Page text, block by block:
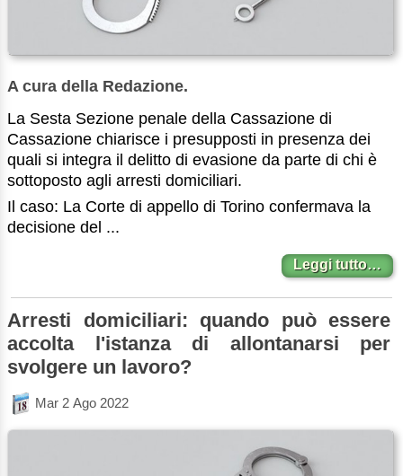
A cura della Redazione.
La Sesta Sezione penale della Cassazione di
Cassazione chiarisce i presupposti in presenza dei
quali si integra il delitto di evasione da parte di chi è
sottoposto agli arresti domiciliari.
Il caso: La Corte di appello di Torino confermava la
decisione del ...
Leggi tutto…
Arresti domiciliari: quando può essere
accolta l'istanza di allontanarsi per
svolgere un lavoro?
Mar 2 Ago 2022